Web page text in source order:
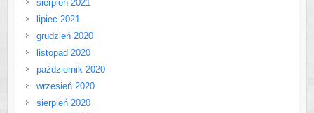
sierpień 2021
lipiec 2021
grudzień 2020
listopad 2020
październik 2020
wrzesień 2020
sierpień 2020